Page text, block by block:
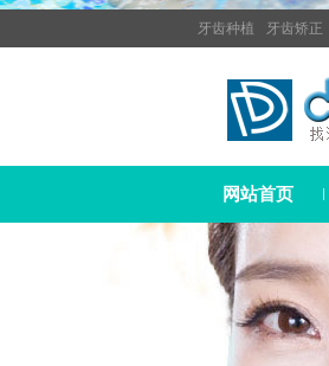
牙齿种植 牙齿矫正
网站首页